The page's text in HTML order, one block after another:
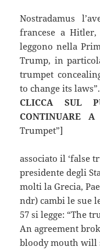
Nostradamus
francese a
leggono nella
Trump, in
trumpet
to change its
CLICCA SUL
CONTINUARE A
Trumpet”]
associato il ‘false
presidente degli
molti la Grecia,
ndr) cambi le sue
57 si legge: “The
An agreement
bloody mouth will